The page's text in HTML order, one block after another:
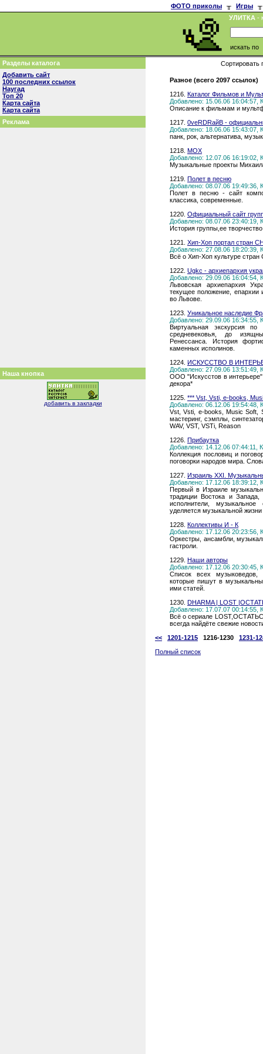
ФОТО приколы ╥ Игры
╥
УЛИТКА -
искать по
Разделы каталога
Добавить сайт
100 последних ссылок
Наугад
Топ 20
Карта сайта
Карта сайта
Реклама
Наша кнопка
добавить в закладки
Сортировать
Разное (всего 2097 ссылок)
1216. Каталог Фильмов и
Добавлено: 15.06.06 16:04:57,
Описание к фильмам и
1217. 0veRDRайВ -
Добавлено: 18.06.06 15:43:07,
панк, рок, альтернатива,
1218. МОХ
Добавлено: 12.07.06 16:19:02,
Музыкальные проекты
1219. Полет в песню
Добавлено: 08.07.06 19:49:36,
Полет в песню - сайт
классика, современные.
1220. Официальный сайт
Добавлено: 08.07.06 23:40:19,
История группы,ее
1221. Хип-Хоп портал стран
Добавлено: 27.08.06 18:20:39,
Всё о Хип-Хоп культуре стран
1222. Ugkc - архиепархия
Добавлено: 29.09.06 16:04:54,
Львовская архиепархия
текущее положение, епархии
во Львове.
1223. Уникальное наследие
Добавлено: 29.09.06 16:34:55,
Виртуальная экскурсия
средневековья, до
Ренессанса. История
каменных исполинов.
1224. ИСКУССТВО В
Добавлено: 27.09.06 13:51:49,
ООО "Искусстов в интерьере"
декора*
1225. *** Vst, Vsti, e-books,
Добавлено: 06.12.06 19:54:48,
Vst, Vsti, e-books, Music Soft,
мастеринг, сэмплы,
WAV, VST, VSTi, Reason
1226. Прибаутка
Добавлено: 14.12.06 07:44:11,
Коллекция пословиц и
поговорки народов мира.
1227. Израиль XXI.
Добавлено: 17.12.06 18:39:12,
Первый в Израиле
традиции Востока и
исполнители,
уделяется музыкальной
1228. Коллективы И - К
Добавлено: 17.12.06 20:23:56,
Оркестры, ансамбли,
гастроли.
1229. Наши авторы
Добавлено: 17.12.06 20:30:45,
Список всех музыковедов,
которые пишут в
ими статей.
1230. DHARMA | LOST
Добавлено: 17.07.07 00:14:55,
Всё о сериале
всегда найдёте свежие
<<
1201-1215 1216-1230
1231-
Полный список